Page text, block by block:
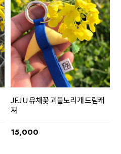
JEJU 유채꽃 괴불노리개 드림캐
쳐
15,000